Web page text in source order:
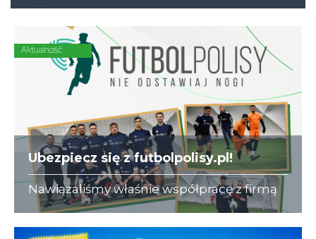
Aktualność
Ubezpiecz się z futbolpolisy.pl!
Nawiązaliśmy właśnie współpracę z firmą
futbolpolisy.pl, która na co dzień zajmuje
się ubezpieczeniami dla piłkarzy-
amatorów.